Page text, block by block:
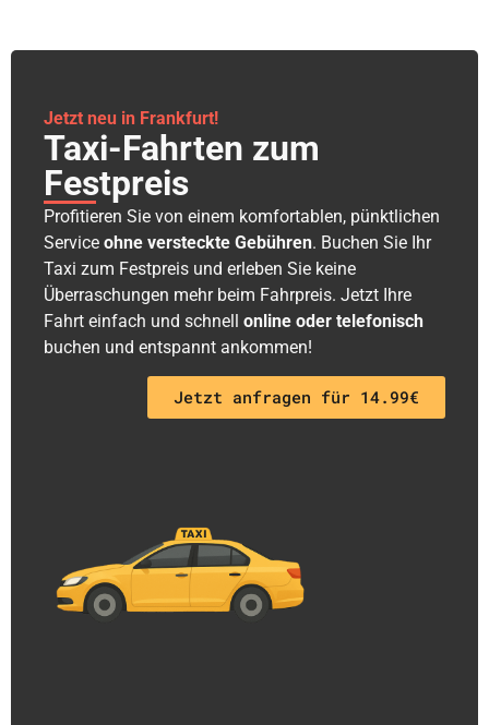
Jetzt neu in Frankfurt!
Taxi-Fahrten zum
Festpreis
Profitieren Sie von einem komfortablen, pünktlichen
Service ohne versteckte Gebühren. Buchen Sie Ihr
Taxi zum Festpreis und erleben Sie keine
Überraschungen mehr beim Fahrpreis. Jetzt Ihre
Fahrt einfach und schnell online oder telefonisch
buchen und entspannt ankommen!
Jetzt anfragen für 14.99€